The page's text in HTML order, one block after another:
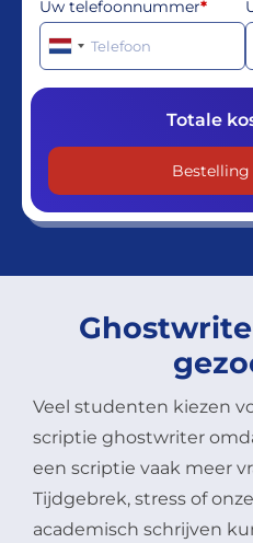
Uw telefoonnummer*
Totale
Veel studenten kiezen
scriptie ghostwriter
een scriptie vaak meer
Tijdgebrek, stress of
academisch schrijven